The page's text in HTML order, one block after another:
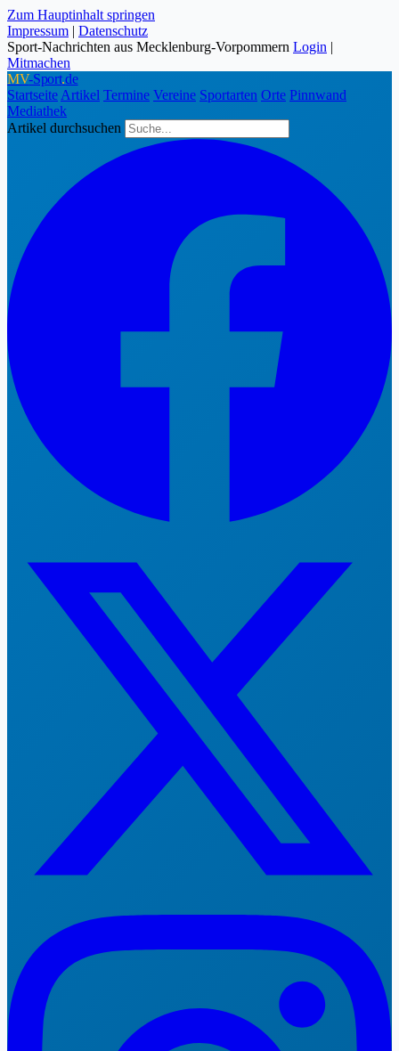
Zum Hauptinhalt springen
Impressum | Datenschutz
Sport-Nachrichten aus Mecklenburg-Vorpommern Login |
Mitmachen
MV-Sport.de
Startseite Artikel Termine Vereine Sportarten Orte Pinnwand
Mediathek
Artikel durchsuchen